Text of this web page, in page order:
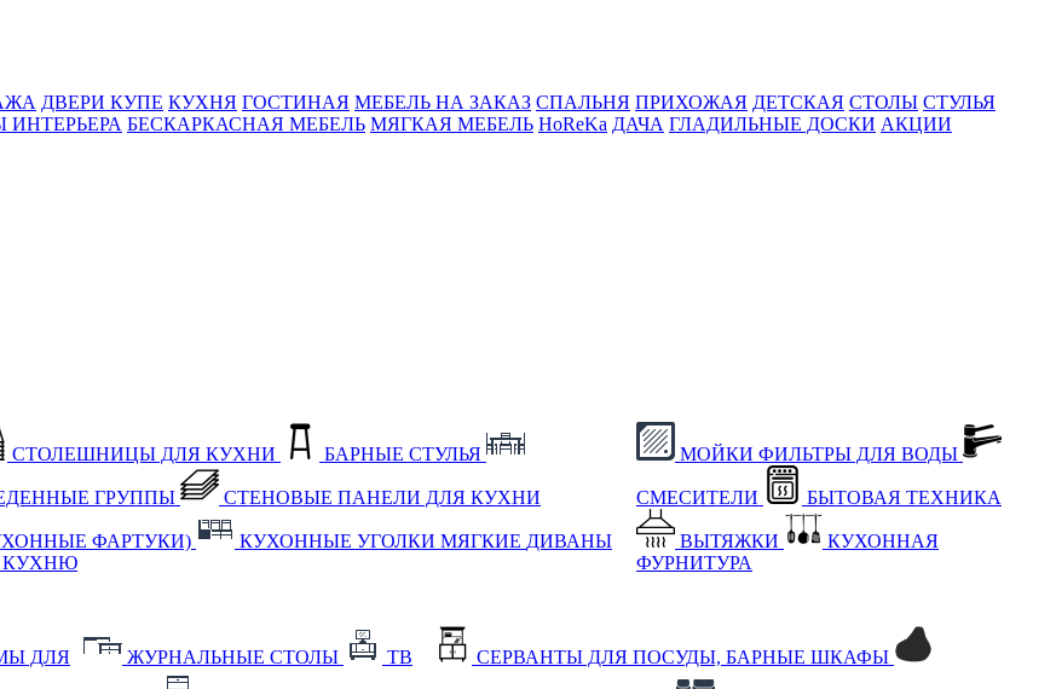
ДВЕРИ КУПЕ КУХНЯ ГОСТИНАЯ МЕБЕЛЬ НА ЗАКАЗ СПАЛЬНЯ ПРИХОЖАЯ ДЕТСКАЯ СТОЛЫ СТУЛЬЯ
ИНТЕРЬЕРА БЕСКАРКАСНАЯ МЕБЕЛЬ МЯГКАЯ МЕБЕЛЬ HoReKa ДАЧА ГЛАДИЛЬНЫЕ ДОСКИ АКЦИИ
СТОЛЕШНИЦЫ ДЛЯ КУХНИ БАРНЫЕ СТУЛЬЯ
ГРУППЫ СТЕНОВЫЕ ПАНЕЛИ ДЛЯ КУХНИ
ФАРТУКИ) КУХОННЫЕ УГОЛКИ МЯГКИЕ ДИВАНЫ
КУХНЮ
МОЙКИ ФИЛЬТРЫ ДЛЯ ВОДЫ
СМЕСИТЕЛИ БЫТОВАЯ ТЕХНИКА
ВЫТЯЖКИ
КУХОННАЯ
ФУРНИТУРА
ДЛЯ ЖУРНАЛЬНЫЕ СТОЛЫ ТВ СЕРВАНТЫ ДЛЯ ПОСУДЫ, БАРНЫЕ ШКАФЫ